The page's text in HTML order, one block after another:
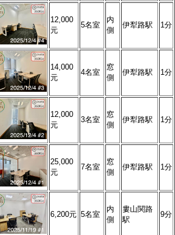
12,000
元
5名室
内
側
伊犁路駅 1分
14,000
元
4名室
窓
側
伊犁路駅 1分
12,000
元
3名室
窓
側
伊犁路駅 1分
25,000
元
7名室
窓
側
伊犁路駅 1分
6,200元 5名室
内
側
婁山関路
駅
9分